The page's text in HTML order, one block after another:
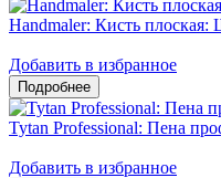
Handmaler: Кисть
Добавить в избранное
Tytan Professional: Пена
Добавить в избранное